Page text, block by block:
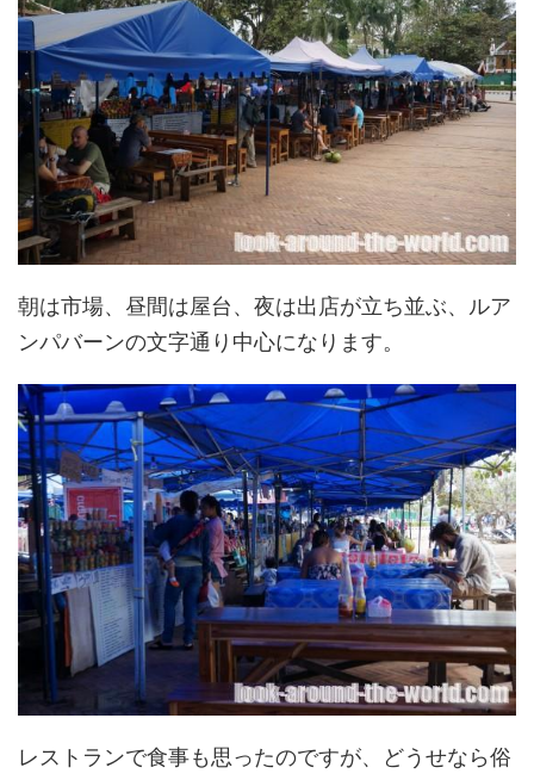
朝は市場、昼間は屋台、夜は出店が立ち並ぶ、ルア
ンパバーンの文字通り中心になります。
レストランで食事も思ったのですが、どうせなら俗